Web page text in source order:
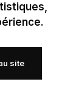
site